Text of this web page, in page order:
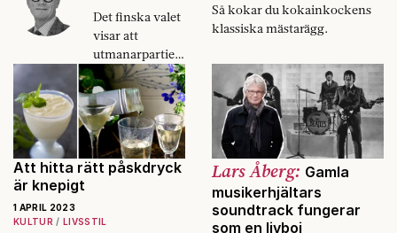
Det finska valet
visar att
utmanarpartier
inte är
dagsländor.
Så kokar du kokainkockens
klassiska mästarägg.
Att hitta rätt påskdryck
är knepigt
1 APRIL 2023
KULTUR
LIVSSTIL
Lars Åberg: Gamla
musikerhjältars
soundtrack fungerar
som en livboj